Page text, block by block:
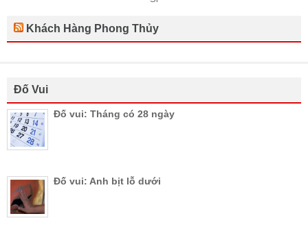
Khách Hàng Phong Thủy
Đố Vui
Đố vui: Tháng có 28 ngày
Đố vui: Anh bịt lỗ dưới